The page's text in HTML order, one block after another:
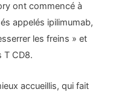
ont commencé à
appelés ipilimumab,
les freins » et
T CD8.
accueillis, qui fait